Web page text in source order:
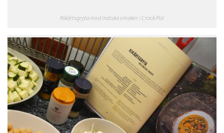
Kikärtsgryta med indiska smaker i Crock Pot